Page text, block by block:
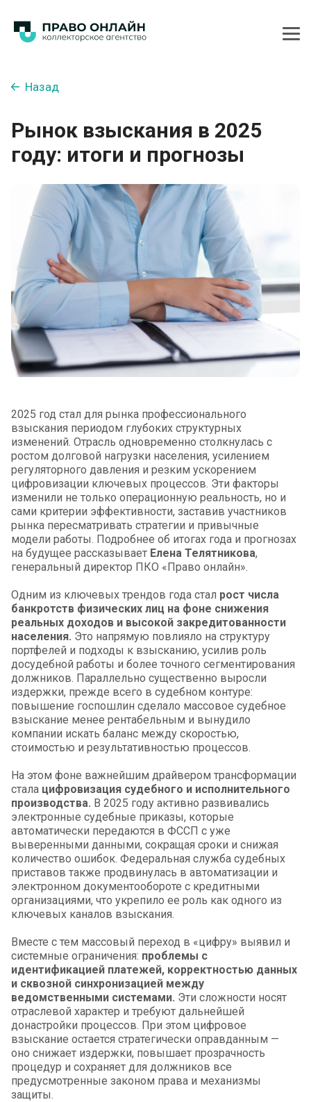
Назад
Рынок взыскания в 2025
году: итоги и прогнозы
2025 год стал для рынка профессионального
взыскания периодом глубоких структурных
изменений. Отрасль одновременно столкнулась с
ростом долговой нагрузки населения, усилением
регуляторного давления и резким ускорением
цифровизации ключевых процессов. Эти факторы
изменили не только операционную реальность, но и
сами критерии эффективности, заставив участников
рынка пересматривать стратегии и привычные
модели работы. Подробнее об итогах года и прогнозах
на будущее рассказывает Елена Телятникова,
генеральный директор ПКО «Право онлайн».
Одним из ключевых трендов года стал рост числа
банкротств физических лиц на фоне снижения
реальных доходов и высокой закредитованности
населения. Это напрямую повлияло на структуру
портфелей и подходы к взысканию, усилив роль
досудебной работы и более точного сегментирования
должников. Параллельно существенно выросли
издержки, прежде всего в судебном контуре:
повышение госпошлин сделало массовое судебное
взыскание менее рентабельным и вынудило
компании искать баланс между скоростью,
стоимостью и результативностью процессов.
На этом фоне важнейшим драйвером трансформации
стала цифровизация судебного и исполнительного
производства. В 2025 году активно развивались
электронные судебные приказы, которые
автоматически передаются в ФССП с уже
выверенными данными, сокращая сроки и снижая
количество ошибок. Федеральная служба судебных
приставов также продвинулась в автоматизации и
электронном документообороте с кредитными
организациями, что укрепило ее роль как одного из
ключевых каналов взыскания.
Вместе с тем массовый переход в «цифру» выявил и
системные ограничения: проблемы с
идентификацией платежей, корректностью данных
и сквозной синхронизацией между
ведомственными системами. Эти сложности носят
отраслевой характер и требуют дальнейшей
донастройки процессов. При этом цифровое
взыскание остается стратегически оправданным —
оно снижает издержки, повышает прозрачность
процедур и сохраняет для должников все
предусмотренные законом права и механизмы
защиты.